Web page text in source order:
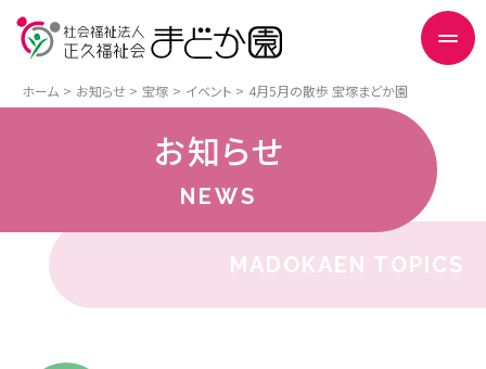
ホーム お知らせ 宝塚 イベント 4月5月の散歩 宝塚まどか園
お知らせ
NEWS
MADOKAEN TOPICS